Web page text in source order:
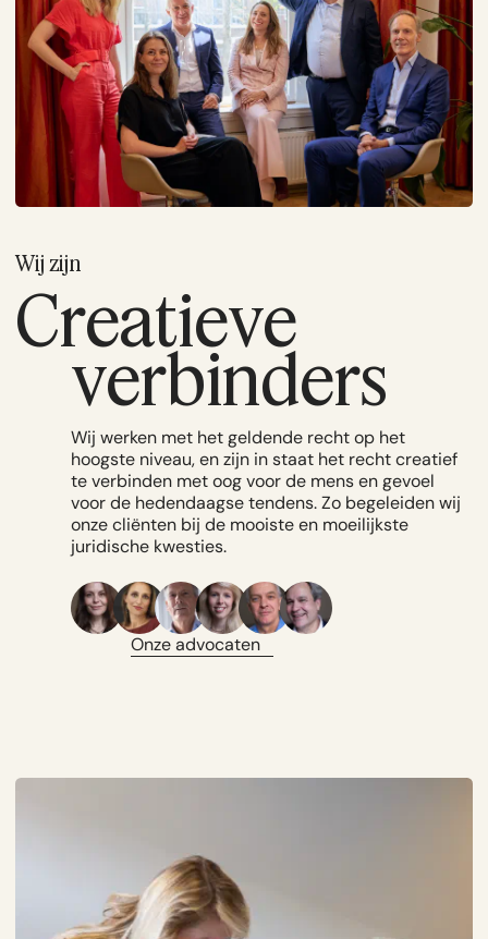
Wij zijn
Creatieve
verbinders
Wij werken met het geldende recht op het
hoogste niveau, en zijn in staat het recht creatief
te verbinden met oog voor de mens en gevoel
voor de hedendaagse tendens. Zo begeleiden wij
onze cliënten bij de mooiste en moeilijkste
juridische kwesties.
Onze advocaten